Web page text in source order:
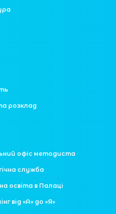
розклад
офіс методиста
служба
освіта в Палаці
від «А» до «Я»